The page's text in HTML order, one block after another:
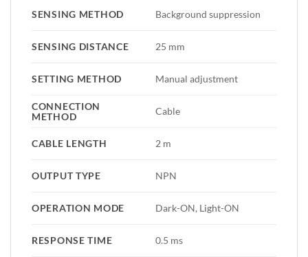
SENSING METHOD Background suppression
SENSING DISTANCE 25 mm
SETTING METHOD Manual adjustment
CONNECTION
METHOD
Cable
CABLE LENGTH 2 m
OUTPUT TYPE NPN
OPERATION MODE Dark-ON, Light-ON
RESPONSE TIME 0.5 ms